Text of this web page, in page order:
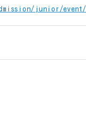
junior/event/